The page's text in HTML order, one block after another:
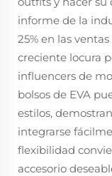
informe de la
25% en las
creciente locura
influencers de
bolsos de EVA
estilos,
integrarse
flexibilidad
accesorio